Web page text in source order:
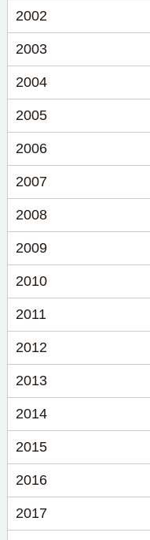
2002
2003
2004
2005
2006
2007
2008
2009
2010
2011
2012
2013
2014
2015
2016
2017